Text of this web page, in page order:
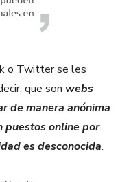
o Twitter se les
que son webs
de manera anónima
puestos online por
es desconocida.